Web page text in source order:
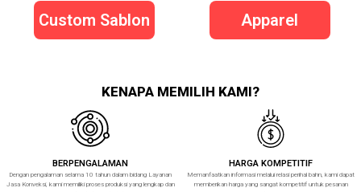
Custom Sablon Apparel
KENAPA MEMILIH KAMI?
BERPENGALAMAN
Dengan pengalaman selama 10 tahun dalam bidang Layanan
Jasa Konveksi, kami memiliki proses produksi yang lengkap dan
HARGA KOMPETITIF
Memanfaatkan informasi melalui relasi perihal bahn, kami dapat
memberikan harga yang sangat kompetitif untuk pesanan